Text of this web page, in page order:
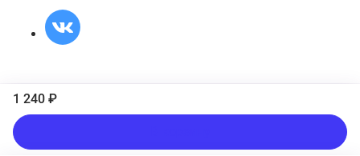
1 240 ₽